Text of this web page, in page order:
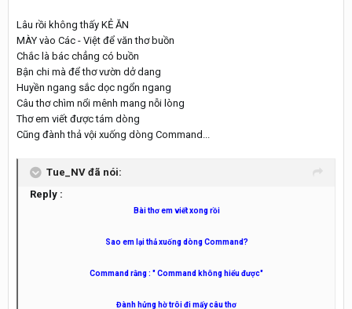
Lâu rồi không thấy KẺ ĂN
MÀY vào Các - Việt để văn thơ buồn
Chắc là bác chẳng có buồn
Bận chi mà để thơ vườn dở dang
Huyền ngang sắc dọc ngổn ngang
Câu thơ chìm nổi mênh mang nỗi lòng
Thơ em viết được tám dòng
Cũng đành thả vội xuống dòng Command...
Tue_NV đã nói:
Reply :
Bài thơ em viết xong rồi
Sao em lại thả xuống dòng Command?
Command rằng : " Command không hiểu được"
Đành hửng hờ trôi đi mấy câu thơ